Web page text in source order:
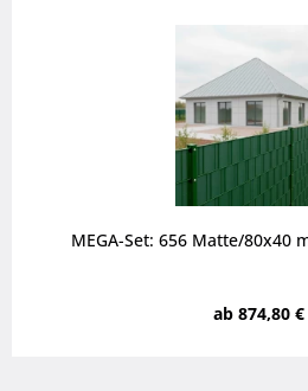
MEGA-Set: 656 Matte/80x40
ab 874,80